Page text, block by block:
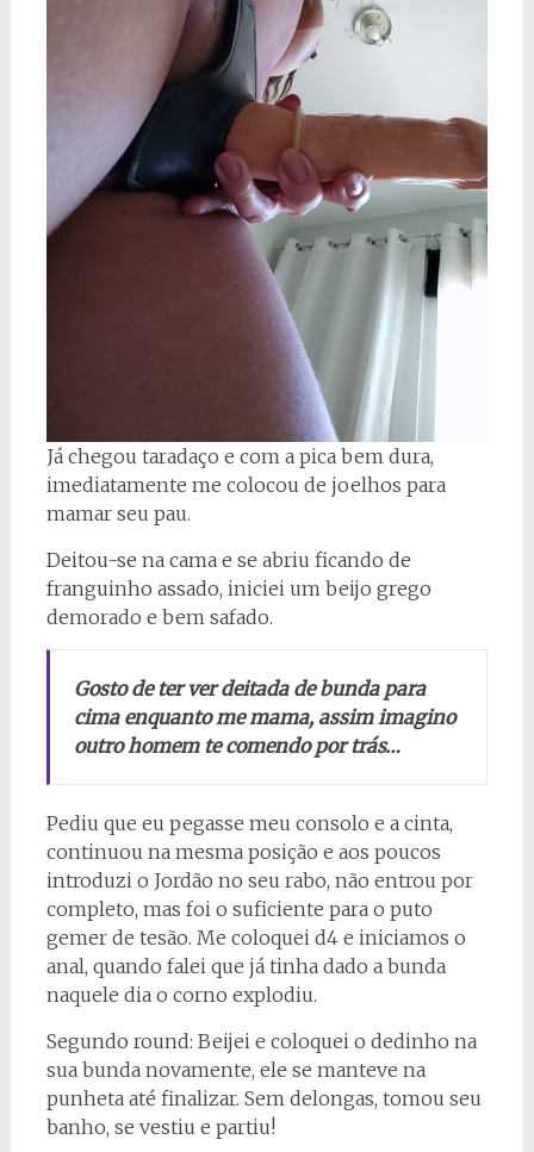
Já chegou taradaço e com a pica bem dura,
imediatamente me colocou de joelhos para
mamar seu pau.
Deitou-se na cama e se abriu ficando de
franguinho assado, iniciei um beijo grego
demorado e bem safado.
Gosto de ter ver deitada de bunda para
cima enquanto me mama, assim imagino
outro homem te comendo por trás…
Pediu que eu pegasse meu consolo e a cinta,
continuou na mesma posição e aos poucos
introduzi o Jordão no seu rabo, não entrou por
completo, mas foi o suficiente para o puto
gemer de tesão. Me coloquei d4 e iniciamos o
anal, quando falei que já tinha dado a bunda
naquele dia o corno explodiu.
Segundo round: Beijei e coloquei o dedinho na
sua bunda novamente, ele se manteve na
punheta até finalizar. Sem delongas, tomou seu
banho, se vestiu e partiu!